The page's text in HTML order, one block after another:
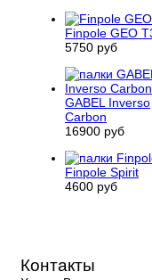
Finpole GEO
5750 руб
GABEL Inverso
Carbon
16900 руб
Finpole Spirit
4600 руб
Контакты